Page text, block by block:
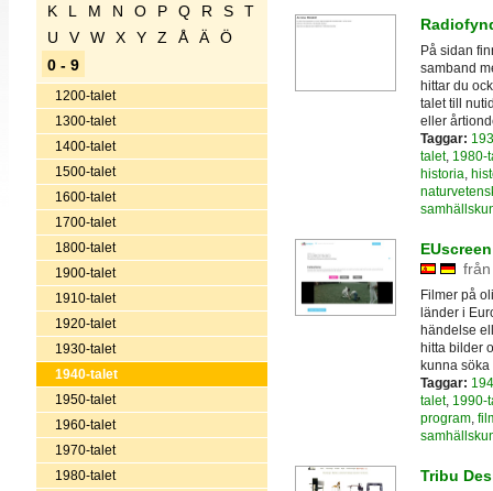
K
L M N O P Q R S
T
U
V W X Y Z Å Ä
Ö
0 - 9
1200-talet
1300-talet
1400-talet
1500-talet
1600-talet
1700-talet
1800-talet
1900-talet
1910-talet
1920-talet
1930-talet
1940-talet
1950-talet
1960-talet
1970-talet
1980-talet
På sidan
samband
hittar du
talet till
eller
Taggar:
talet, 1980-
historia
Filmer på
länder i
händelse
hitta bilder
kunna
Taggar:
talet, 1990-
program,
Tribu